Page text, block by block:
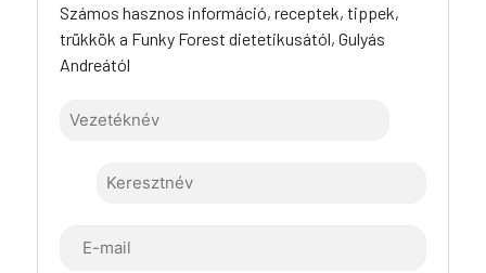
Számos hasznos információ, receptek, tippek,
trükkök a Funky Forest dietetikusától, Gulyás
Andreától